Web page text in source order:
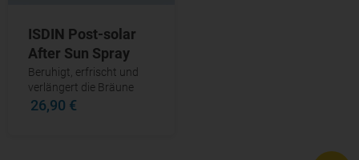
ISDIN Post-solar
After Sun Spray
Beruhigt, erfrischt und
verlängert die Bräune
26,90 €